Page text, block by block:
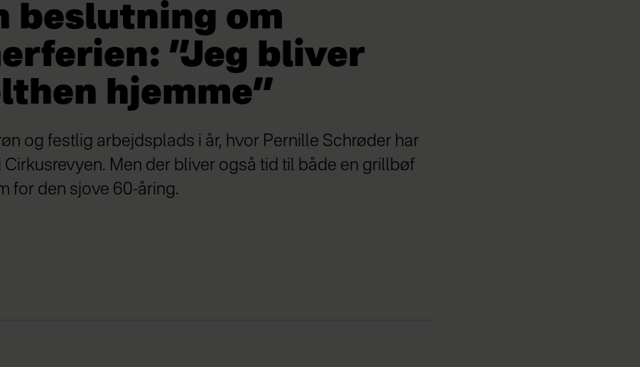
beslutning om
”Jeg bliver
hjemme”
og festlig arbejdsplads i år, hvor Pernille Schrøder har
Cirkusrevyen. Men der bliver også tid til både en grillbøf
for den sjove 60-åring.